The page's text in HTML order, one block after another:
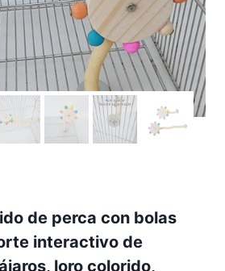
de perca con bolas
interactivo de
loro colorido,